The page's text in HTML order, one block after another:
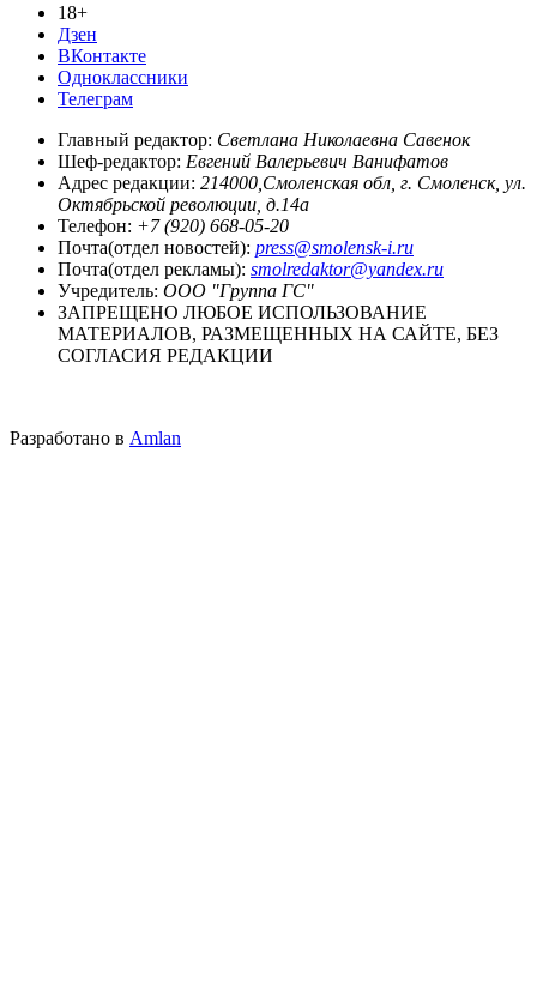
18+
Дзен
ВКонтакте
Одноклассники
Телеграм
Главный редактор: Светлана Николаевна Савенок
Шеф-редактор: Евгений Валерьевич Ванифатов
Адрес редакции: 214000,Смоленская обл, г. Смоленск, ул.
Октябрьской революции, д.14а
Телефон: +7 (920) 668-05-20
Почта(отдел новостей): press@smolensk-i.ru
Почта(отдел рекламы): smolredaktor@yandex.ru
Учредитель: ООО "Группа ГС"
ЗАПРЕЩЕНО ЛЮБОЕ ИСПОЛЬЗОВАНИЕ
МАТЕРИАЛОВ, РАЗМЕЩЕННЫХ НА САЙТЕ, БЕЗ
СОГЛАСИЯ РЕДАКЦИИ
Разработано в Amlan